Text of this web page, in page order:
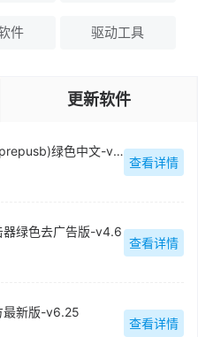
件 驱动工具
更新软件
U盘低格工具(Rmprepusb)绿色中文-v2.1.744
查看详情
器绿色去广告版-v4.6
查看详情
最新版-v6.25
查看详情